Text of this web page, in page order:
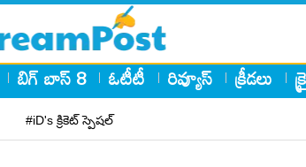
బిగ్ బాస్ 8 ఓటీటీ రివ్యూస్ క్రీడలు
#iD's క్రికెట్ స్పెషల్